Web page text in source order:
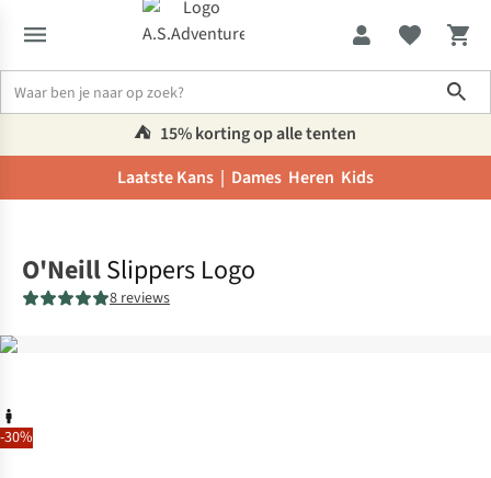
⛺️ 15% korting op alle tenten
Laatste Kans | Dames Heren Kids
-30%
O'NeillSlippers Logo
8 reviews